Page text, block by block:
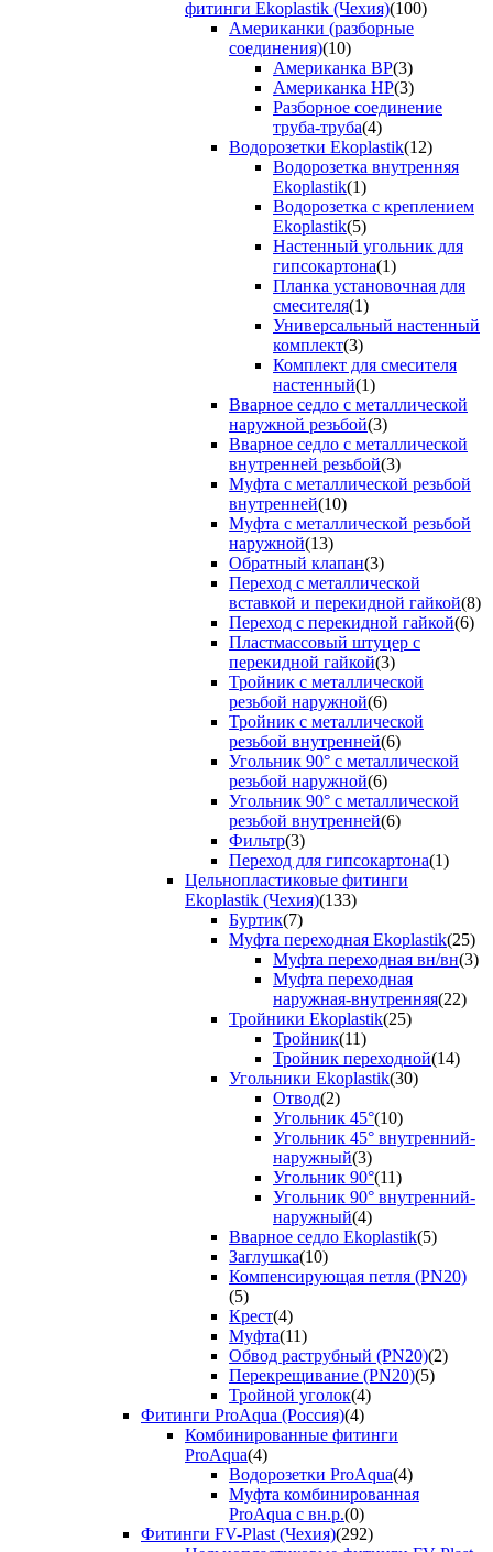
фитинги Ekoplastik (Чехия)(100)
Американки (разборные
соединения)(10)
Американка ВР(3)
Американка НР(3)
Разборное соединение
труба-труба(4)
Водорозетки Ekoplastik(12)
Водорозетка внутренняя
Ekoplastik(1)
Водорозетка с креплением
Ekoplastik(5)
Настенный угольник для
гипсокартона(1)
Планка установочная для
смесителя(1)
Универсальный настенный
комплект(3)
Комплект для смесителя
настенный(1)
Вварное седло с металлической
наружной резьбой(3)
Вварное седло с металлической
внутренней резьбой(3)
Муфта с металлической резьбой
внутренней(10)
Муфта с металлической резьбой
наружной(13)
Обратный клапан(3)
Переход с металлической
вставкой и перекидной гайкой(8)
Переход с перекидной гайкой(6)
Пластмассовый штуцер с
перекидной гайкой(3)
Тройник с металлической
резьбой наружной(6)
Тройник с металлической
резьбой внутренней(6)
Угольник 90° с металлической
резьбой наружной(6)
Угольник 90° с металлической
резьбой внутренней(6)
Фильтр(3)
Переход для гипсокартона(1)
Цельнопластиковые фитинги
Ekoplastik (Чехия)(133)
Буртик(7)
Муфта переходная Ekoplastik(25)
Муфта переходная вн/вн(3)
Муфта переходная
наружная-внутренняя(22)
Тройники Ekoplastik(25)
Тройник(11)
Тройник переходной(14)
Угольники Ekoplastik(30)
Отвод(2)
Угольник 45°(10)
Угольник 45° внутренний-
наружный(3)
Угольник 90°(11)
Угольник 90° внутренний-
наружный(4)
Вварное седло Ekoplastik(5)
Заглушка(10)
Компенсирующая петля (PN20)
(5)
Крест(4)
Муфта(11)
Обвод раструбный (PN20)(2)
Перекрещивание (PN20)(5)
Тройной уголок(4)
Фитинги ProAqua (Россия)(4)
Комбинированные фитинги
ProAqua(4)
Водорозетки ProAqua(4)
Муфта комбинированная
ProAqua с вн.р.(0)
Фитинги FV-Plast (Чехия)(292)